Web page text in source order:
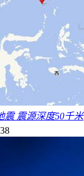
震 震源深度50千米